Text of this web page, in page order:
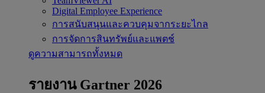
Digital Employee Experience
การสนับสนุนและควบคุมจากระยะไกล
การจัดการสินทรัพย์และแพตช์
ดูความสามารถทั้งหมด
รายงาน Gartner 2026